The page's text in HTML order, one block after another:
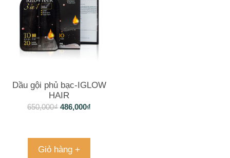
Dầu gội phủ bạc-IGLOW
HAIR
650,000₫ 486,000₫
Giỏ hàng +